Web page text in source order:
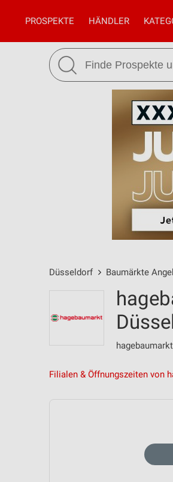
PROSPEKTE HÄNDLER
Düsseldorf Baumärkte
hagebaumarkt
Filialen & Öffnungszeiten von